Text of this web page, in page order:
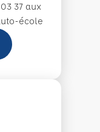
37 aux
école